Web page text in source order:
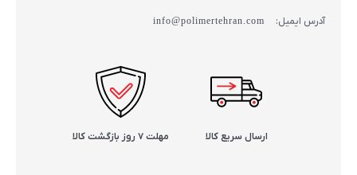
آدرس ایمیل: info@polimertehran.com
ارسال سریع کالا مهلت ۷ روز بازگشت کالا